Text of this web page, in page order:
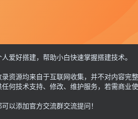
GM后台+安卓苹果双端
G币30 限时特惠
G币 100
个人会员
爱好搭建，帮助小白快速掌握搭建技术。
资源均来自于互联网收集，并不对内容完
何技术支持、修改、维护服务，若需商业使
以添加官方交流群交流提问！